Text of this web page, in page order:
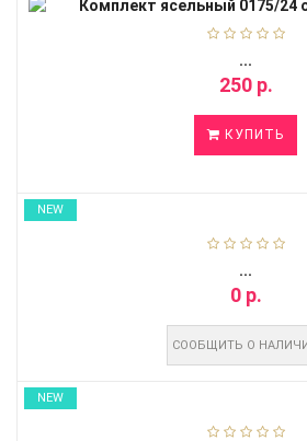
...
250 р.
КУПИТЬ
NEW
...
0 р.
СООБЩИТЬ О
NEW